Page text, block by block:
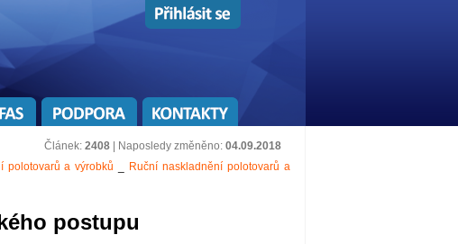
Článek: 2408| Naposledy změněno: 04.09.2018
polotovarů a výrobků
Ruční naskladnění polotovarů a
postupu